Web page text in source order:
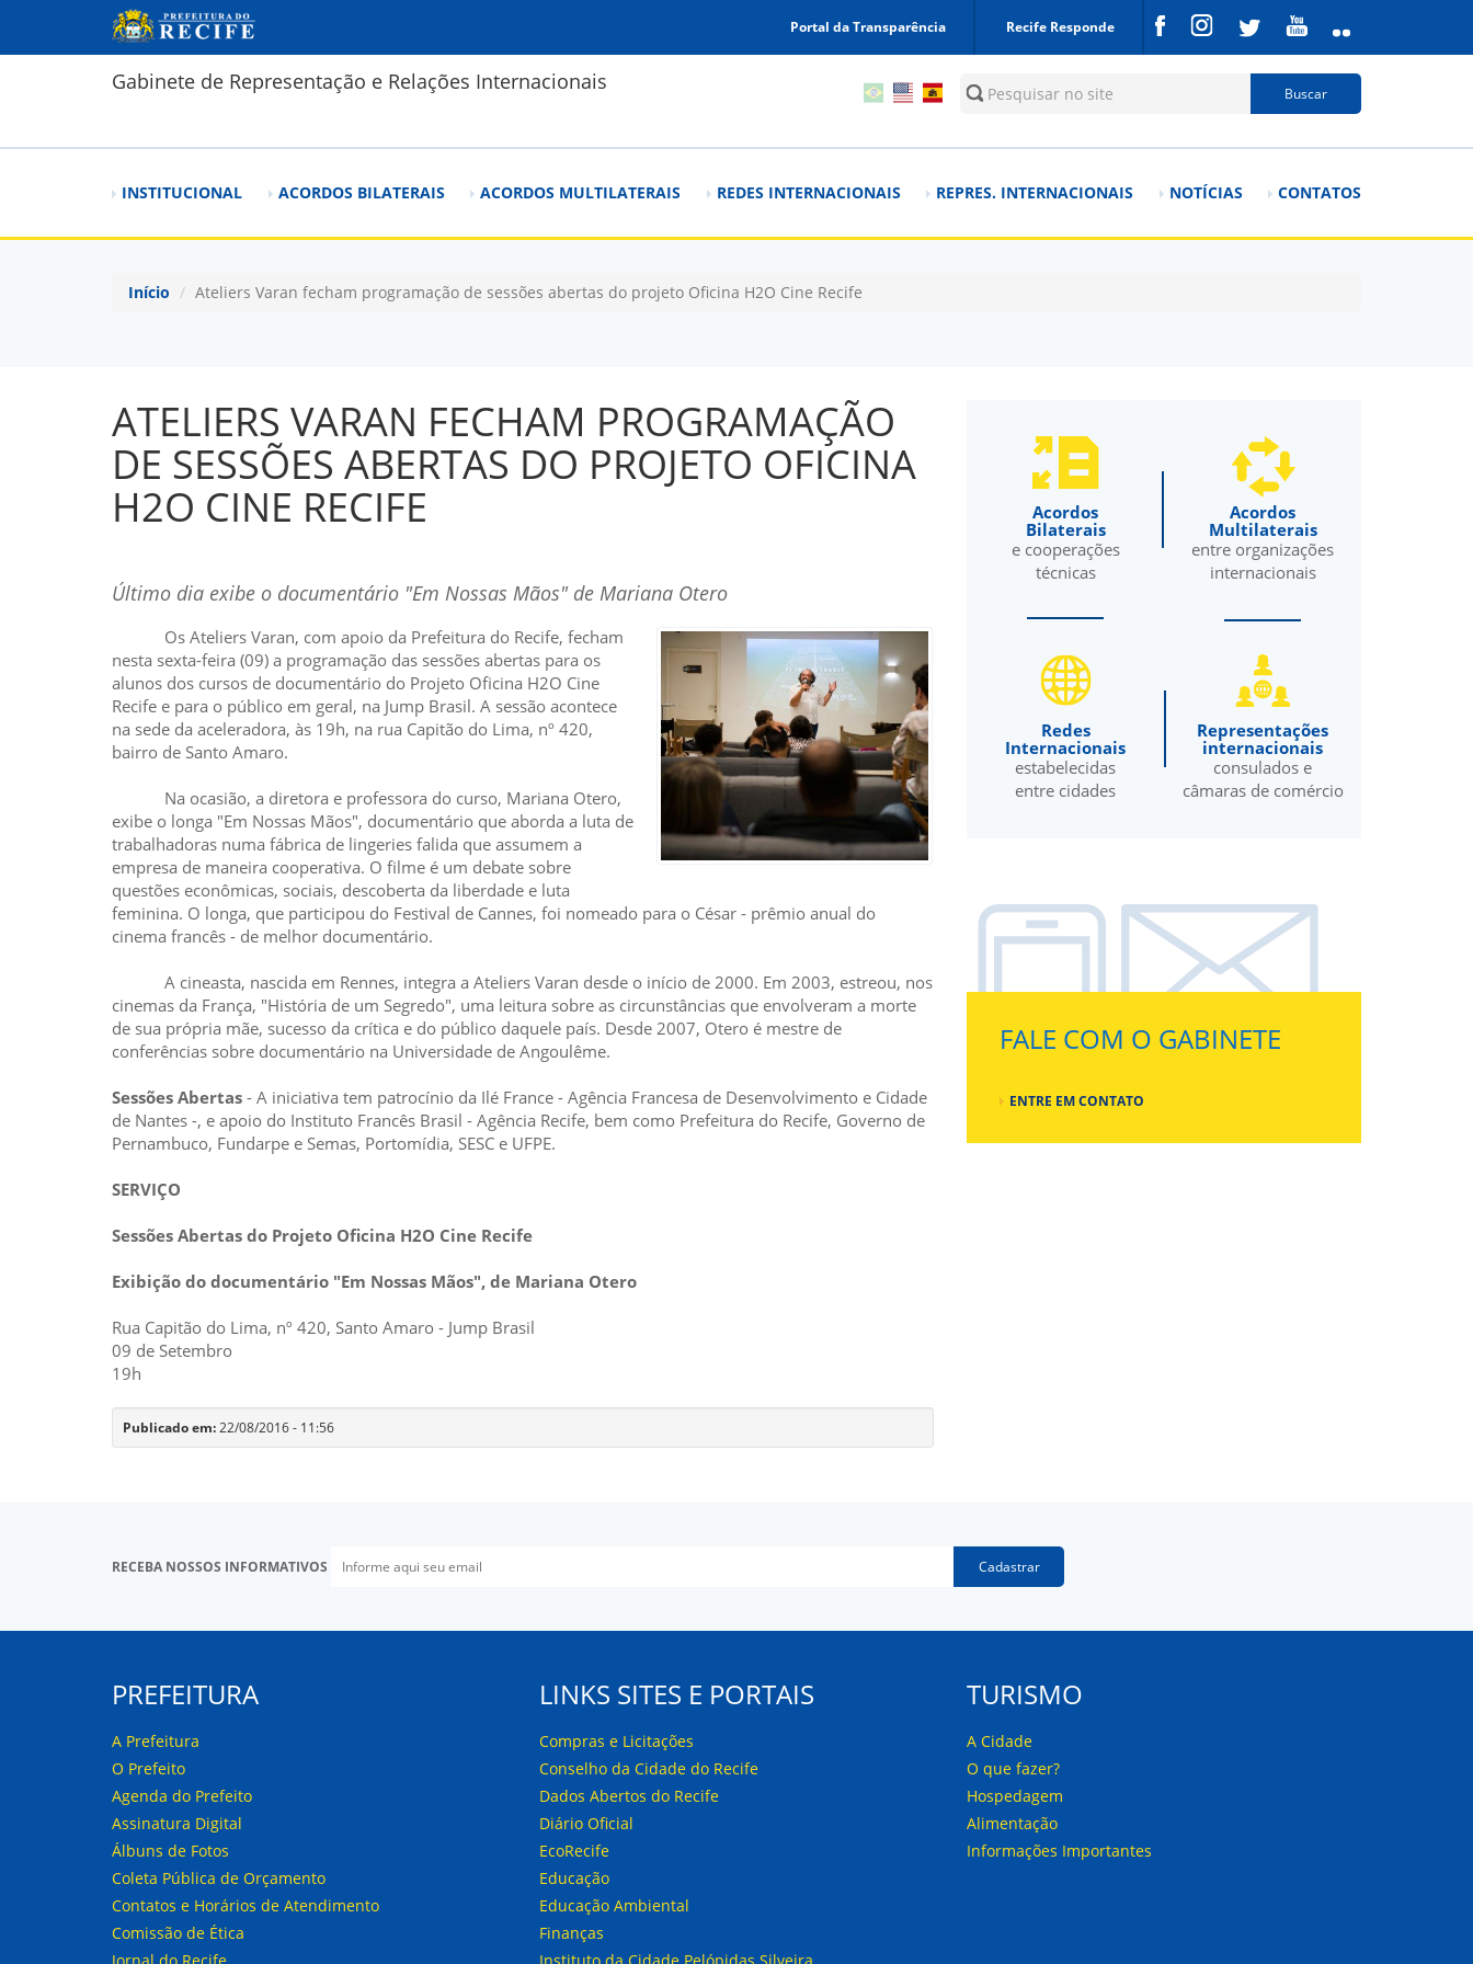
Pular para o conteúdo principal
Portal da Transparência
Recife Responde
Gabinete de Representação e Relações Internacionais Formulário de busca
Buscar
INSTITUCIONAL ACORDOS BILATERAIS ACORDOS MULTILATERAIS REDES INTERNACIONAIS REPRES. INTERNACIONAIS NOTÍCIAS CONTATOS
Início Ateliers Varan fecham programação de sessões abertas do projeto Oficina H2O Cine Recife
ATELIERS VARAN FECHAM PROGRAMAÇÃO
DE SESSÕES ABERTAS DO PROJETO OFICINA
H2O CINE RECIFE
Último dia exibe o documentário "Em Nossas Mãos" de Mariana Otero
Os Ateliers Varan, com apoio da Prefeitura do Recife, fecham
nesta sexta-feira (09) a programação das sessões abertas para os
alunos dos cursos de documentário do Projeto Oficina H2O Cine
Recife e para o público em geral, na Jump Brasil. A sessão acontece
na sede da aceleradora, às 19h, na rua Capitão do Lima, nº 420,
bairro de Santo Amaro.
Na ocasião, a diretora e professora do curso, Mariana Otero,
exibe o longa "Em Nossas Mãos", documentário que aborda a luta de
trabalhadoras numa fábrica de lingeries falida que assumem a
empresa de maneira cooperativa. O filme é um debate sobre
questões econômicas, sociais, descoberta da liberdade e luta
feminina. O longa, que participou do Festival de Cannes, foi nomeado para o César - prêmio anual do
cinema francês - de melhor documentário.
A cineasta, nascida em Rennes, integra a Ateliers Varan desde o início de 2000. Em 2003, estreou, nos
cinemas da França, "História de um Segredo", uma leitura sobre as circunstâncias que envolveram a morte
de sua própria mãe, sucesso da crítica e do público daquele país. Desde 2007, Otero é mestre de
conferências sobre documentário na Universidade de Angoulême.
Sessões Abertas - A iniciativa tem patrocínio da Ilé France - Agência Francesa de Desenvolvimento e Cidade
de Nantes -, e apoio do Instituto Francês Brasil - Agência Recife, bem como Prefeitura do Recife, Governo de
Pernambuco, Fundarpe e Semas, Portomídia, SESC e UFPE.
SERVIÇO
Sessões Abertas do Projeto Oficina H2O Cine Recife
Exibição do documentário "Em Nossas Mãos", de Mariana Otero
Rua Capitão do Lima, nº 420, Santo Amaro - Jump Brasil
09 de Setembro
19h
Publicado em:22/08/2016 - 11:56
Acordos
Bilaterais
e cooperações
técnicas
Acordos
Multilaterais
entre organizações
internacionais
Redes
Internacionais
estabelecidas
entre cidades
Representações
internacionais
consulados e
câmaras de comércio
FALE COM O GABINETE
ENTRE EM CONTATO
RECEBA NOSSOS INFORMATIVOS Cadastrar
PREFEITURA
A Prefeitura
O Prefeito
Agenda do Prefeito
Assinatura Digital
Álbuns de Fotos
Coleta Pública de Orçamento
Contatos e Horários de Atendimento
Comissão de Ética
LINKS SITES E PORTAIS
Compras e Licitações
Conselho da Cidade do Recife
Dados Abertos do Recife
Diário Oficial
EcoRecife
Educação
Educação Ambiental
Finanças
TURISMO
A Cidade
O que fazer?
Hospedagem
Alimentação
Informações Importantes